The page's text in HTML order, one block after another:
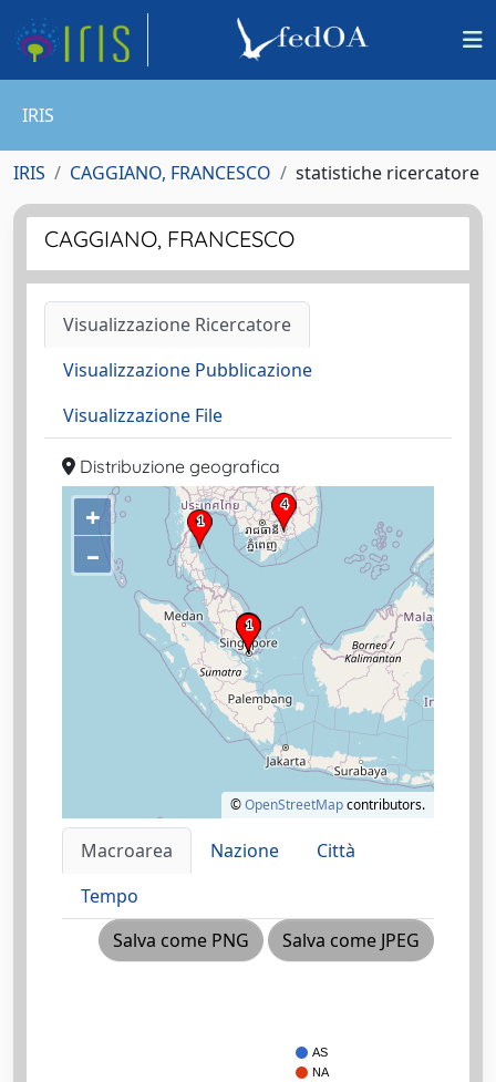
IRIS
IRIS CAGGIANO, FRANCESCO statistiche ricercatore
CAGGIANO, FRANCESCO
Visualizzazione Ricercatore
Visualizzazione Pubblicazione
Visualizzazione File
Distribuzione geografica
+
–
©OpenStreetMapcontributors.
Macroarea Nazione
Città
Tempo
Salva come PNG
Salva come JPEG
AS
NA